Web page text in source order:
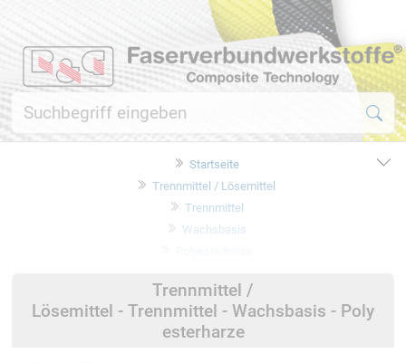
Startseite
Trennmittel / Lösemittel
Trennmittel
Wachsbasis
Trennmittel /
Lösemittel - Trennmittel - Wachsbasis - Poly
esterharze